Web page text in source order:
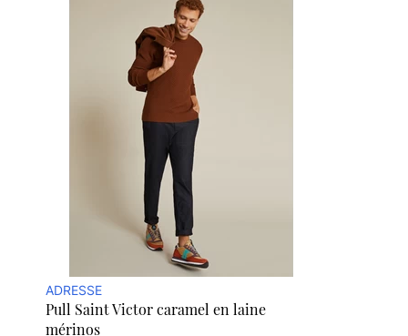
ADRESSE
Pull Saint Victor caramel en laine
mérinos